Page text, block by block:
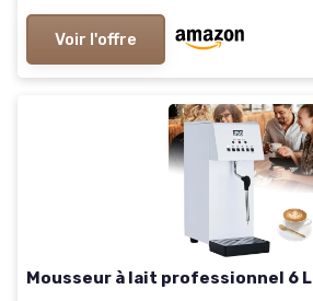
Voir l'offre
Mousseur à lait professionnel 6 L